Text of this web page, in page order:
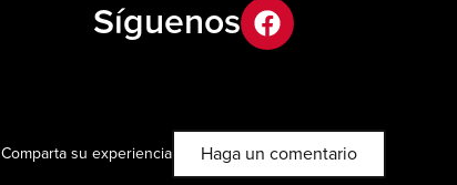
Síguenos facebook
Comparta su experiencia Haga un comentario